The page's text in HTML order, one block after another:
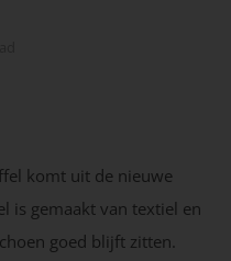
komt uit de nieuwe
is gemaakt van textiel en
goed blijft zitten.